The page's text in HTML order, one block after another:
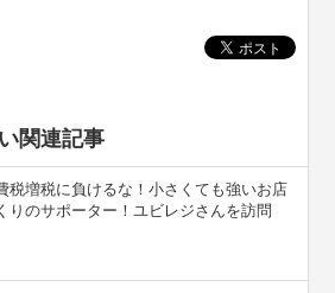
関連記事
税増税に負けるな！小さくても強いお店
りのサポーター！ユビレジさんを訪問